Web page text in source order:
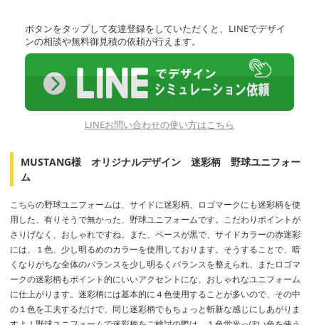
ボタンをタップして友達登録をしていただくと、LINEでデザイ
ンの相談や無料御見積の依頼が行えます。
LINEお問い合わせの使い方はこちら
MUSTANG様 オリジナルデザイン 迷彩柄 野球ユニフォー
ム
こちらの野球ユニフォームは、サイドに迷彩柄、ロゴマークにも迷彩柄を使
用した、有りそうで無かった、野球ユニフォームです。こだわりポイントが
さりげなく、おしゃれですね。また、ベースが黒で、サイドカラーの赤迷彩
には、１色、少し明るめのカラーを使用しております。そうすることで、暗
くなりがちな全体のバランスを少し明るくバランスを整えられ、またロゴマ
ークの迷彩柄もポイント的にいいアクセントにな、おしゃれなユニフォーム
に仕上がります。迷彩柄には基本的に４色使用することが多いので、その中
の１色を工夫するだけで、同じ迷彩柄でもちょっと斬新な感じにしあがりま